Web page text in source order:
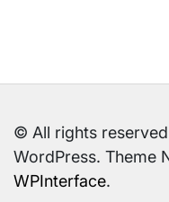
© All rights
WordPress. Theme
WPInterface.